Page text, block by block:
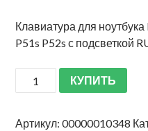
Клавиатура для
P51s P52s с подсветкой
КУПИТЬ
Артикул:00000010348